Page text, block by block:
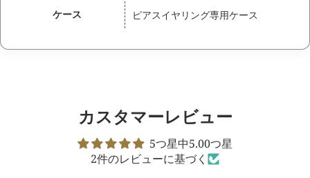
ケース ピアスイヤリング専用ケース
カスタマーレビュー
5つ星中5.00つ星
2件のレビューに基づく